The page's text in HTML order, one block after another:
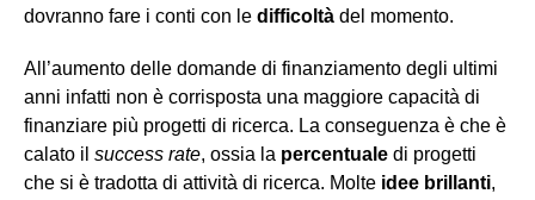
dovranno fare i conti con le difficoltà del momento.
All’aumento delle domande di finanziamento degli ultimi
anni infatti non è corrisposta una maggiore capacità di
finanziare più progetti di ricerca. La conseguenza è che è
calato il success rate, ossia la percentuale di progetti
che si è tradotta di attività di ricerca. Molte idee brillanti,